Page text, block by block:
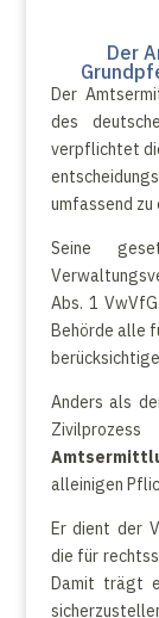
Der
Der
des
verpflichtet
umfassend
Seine
Abs. 1
Behörde alle
Anders als
alleinigen
Er dient der
die für
Damit trägt